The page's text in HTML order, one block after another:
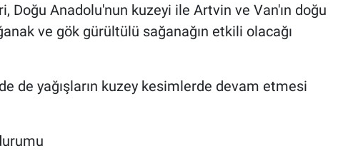
Doğu Anadolu'nun kuzeyi ile Artvin ve Van'ın doğu
ve gök gürültülü sağanağın etkili olacağı
de yağışların kuzey kesimlerde devam etmesi